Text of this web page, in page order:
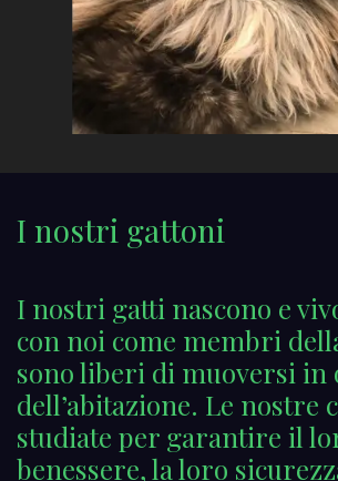
I nostri gattoni
I nostri gatti nascono e
con noi come membri
sono liberi di muoversi in
dell’abitazione. Le nostre
studiate per garantire il
benessere, la loro